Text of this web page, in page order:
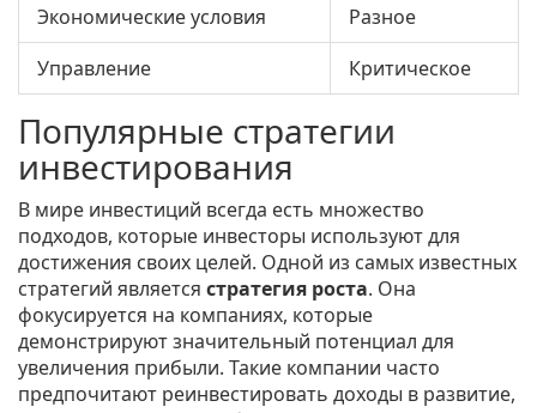
Экономические условия
Разное
Управление
Критическое
Популярные стратегии
инвестирования
В мире инвестиций всегда есть множество
подходов, которые инвесторы используют для
достижения своих целей. Одной из самых известных
стратегий является стратегия роста. Она
фокусируется на компаниях, которые
демонстрируют значительный потенциал для
увеличения прибыли. Такие компании часто
предпочитают реинвестировать доходы в развитие,